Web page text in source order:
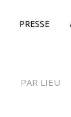
PRESSE
PAR LIEU